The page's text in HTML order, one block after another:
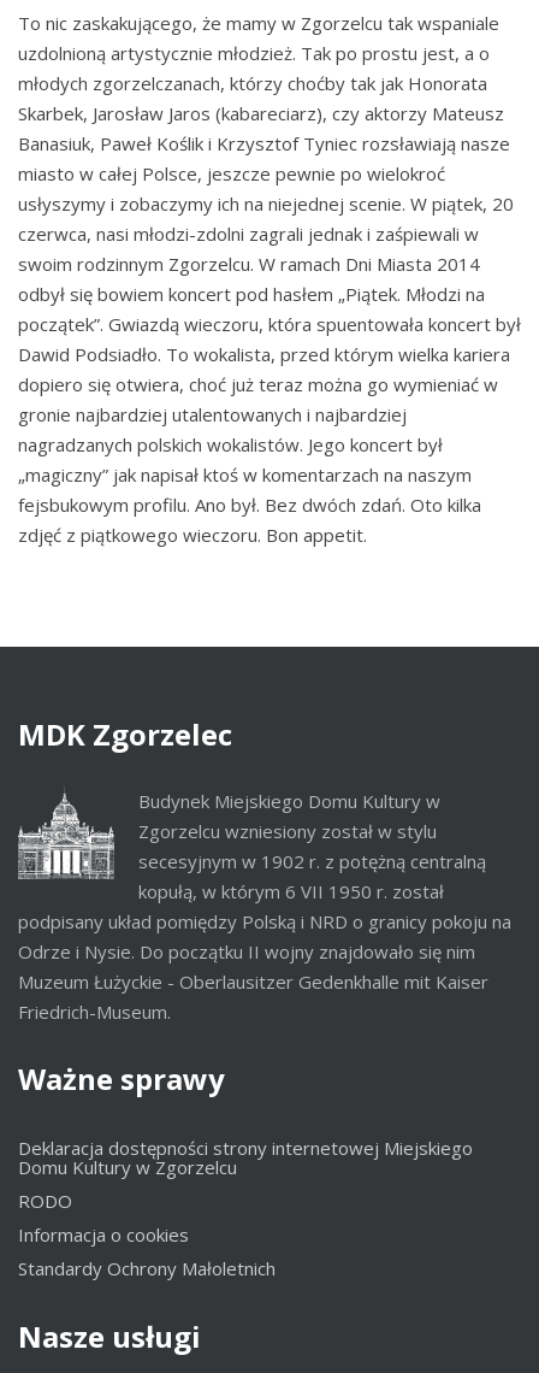
To nic zaskakującego, że mamy w Zgorzelcu tak wspaniale
uzdolnioną artystycznie młodzież. Tak po prostu jest, a o
młodych zgorzelczanach, którzy choćby tak jak Honorata
Skarbek, Jarosław Jaros (kabareciarz), czy aktorzy Mateusz
Banasiuk, Paweł Koślik i Krzysztof Tyniec rozsławiają nasze
miasto w całej Polsce, jeszcze pewnie po wielokroć
usłyszymy i zobaczymy ich na niejednej scenie. W piątek, 20
czerwca, nasi młodzi-zdolni zagrali jednak i zaśpiewali w
swoim rodzinnym Zgorzelcu. W ramach Dni Miasta 2014
odbył się bowiem koncert pod hasłem „Piątek. Młodzi na
początek”. Gwiazdą wieczoru, która spuentowała koncert był
Dawid Podsiadło. To wokalista, przed którym wielka kariera
dopiero się otwiera, choć już teraz można go wymieniać w
gronie najbardziej utalentowanych i najbardziej
nagradzanych polskich wokalistów. Jego koncert był
„magiczny” jak napisał ktoś w komentarzach na naszym
fejsbukowym profilu. Ano był. Bez dwóch zdań. Oto kilka
zdjęć z piątkowego wieczoru. Bon appetit.
MDK Zgorzelec
Budynek Miejskiego Domu Kultury w
Zgorzelcu wzniesiony został w stylu
secesyjnym w 1902 r. z potężną centralną
kopułą, w którym 6 VII 1950 r. został
podpisany układ pomiędzy Polską i NRD o granicy pokoju na
Odrze i Nysie. Do początku II wojny znajdowało się nim
Muzeum Łużyckie - Oberlausitzer Gedenkhalle mit Kaiser
Friedrich-Museum.
Ważne sprawy
Deklaracja dostępności strony internetowej Miejskiego
Domu Kultury w Zgorzelcu
RODO
Informacja o cookies
Standardy Ochrony Małoletnich
Nasze usługi